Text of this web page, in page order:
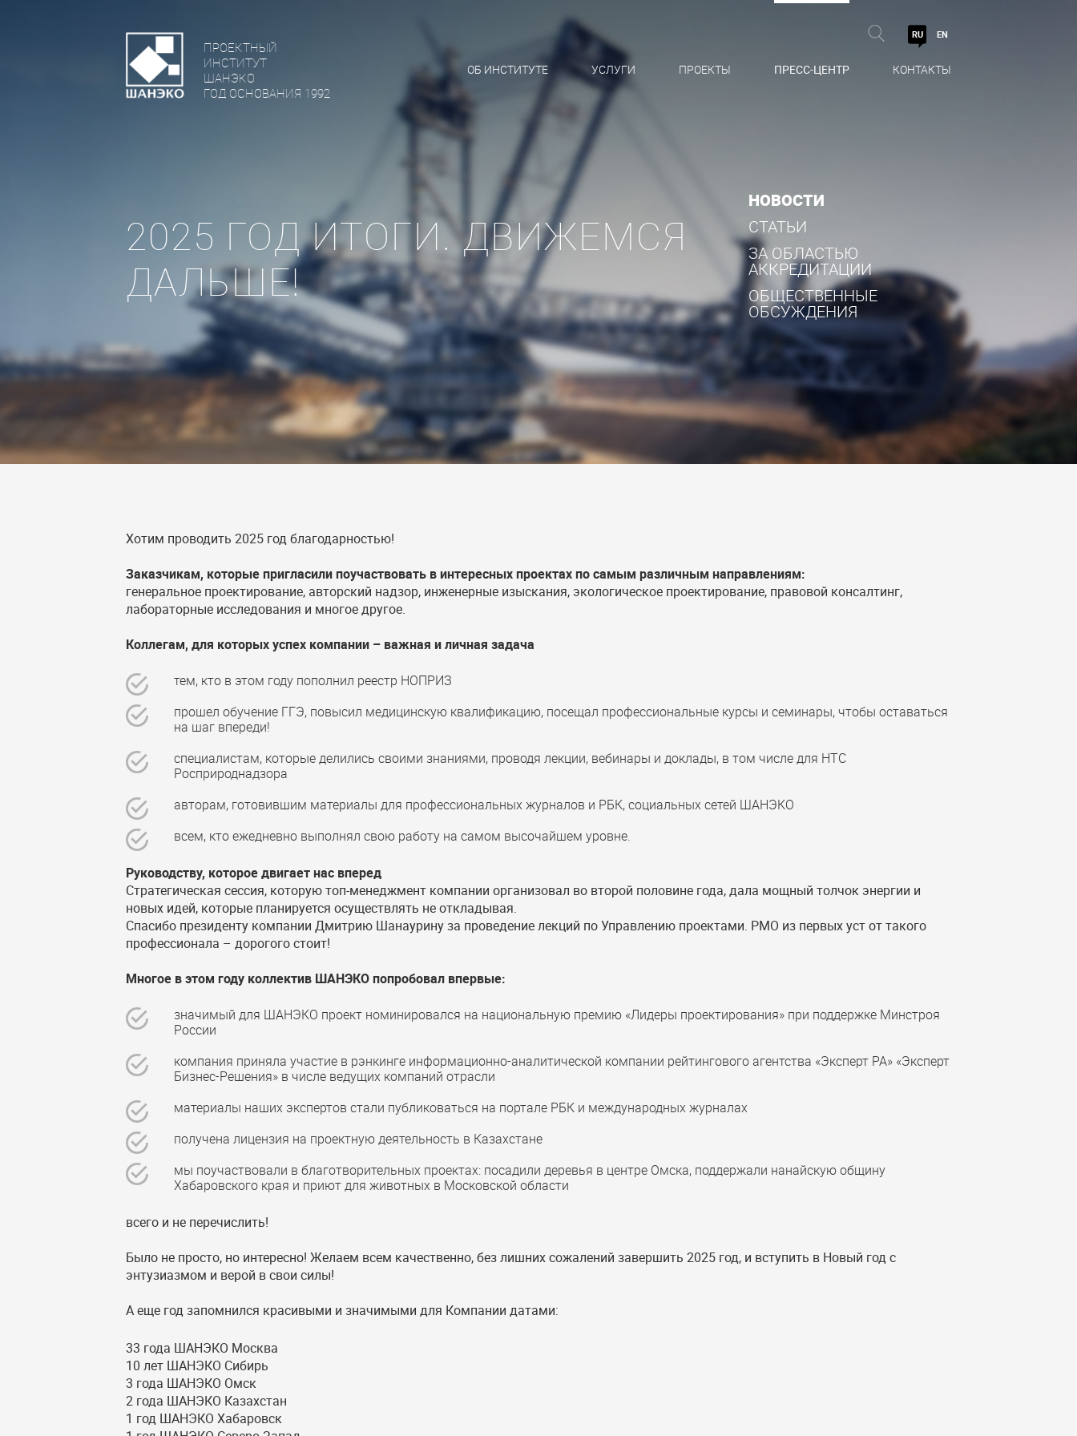
ПРОЕКТНЫЙ
ИНСТИТУТ
ШАНЭКО
ГОД ОСНОВАНИЯ 1992
RU EN
ОБ ИНСТИТУТЕ УСЛУГИ ПРОЕКТЫ ПРЕСС-ЦЕНТР КОНТАКТЫ
2025 ГОД ИТОГИ. ДВИЖЕМСЯ
ДАЛЬШЕ!
НОВОСТИ
СТАТЬИ
ЗА ОБЛАСТЬЮ
АККРЕДИТАЦИИ
ОБЩЕСТВЕННЫЕ
ОБСУЖДЕНИЯ
Хотим проводить 2025 год благодарностью!
Заказчикам, которые пригласили поучаствовать в интересных проектах по самым различным направлениям:
генеральное проектирование, авторский надзор, инженерные изыскания, экологическое проектирование, правовой консалтинг,
лабораторные исследования и многое другое.
Коллегам, для которых успех компании – важная и личная задача
тем, кто в этом году пополнил реестр НОПРИЗ
прошел обучение ГГЭ, повысил медицинскую квалификацию, посещал профессиональные курсы и семинары, чтобы оставаться
на шаг впереди!
специалистам, которые делились своими знаниями, проводя лекции, вебинары и доклады, в том числе для НТС
Росприроднадзора
авторам, готовившим материалы для профессиональных журналов и РБК, социальных сетей ШАНЭКО
всем, кто ежедневно выполнял свою работу на самом высочайшем уровне.
Руководству, которое двигает нас вперед
Стратегическая сессия, которую топ-менеджмент компании организовал во второй половине года, дала мощный толчок энергии и
новых идей, которые планируется осуществлять не откладывая.
Спасибо президенту компании Дмитрию Шанаурину за проведение лекций по Управлению проектами. PMO из первых уст от такого
профессионала – дорогого стоит!
Многое в этом году коллектив ШАНЭКО попробовал впервые:
значимый для ШАНЭКО проект номинировался на национальную премию «Лидеры проектирования» при поддержке Минстроя
России
компания приняла участие в рэнкинге информационно-аналитической компании рейтингового агентства «Эксперт РА» «Эксперт
Бизнес-Решения» в числе ведущих компаний отрасли
материалы наших экспертов стали публиковаться на портале РБК и международных журналах
получена лицензия на проектную деятельность в Казахстане
мы поучаствовали в благотворительных проектах: посадили деревья в центре Омска, поддержали нанайскую общину
Хабаровского края и приют для животных в Московской области
всего и не перечислить!
Было не просто, но интересно! Желаем всем качественно, без лишних сожалений завершить 2025 год, и вступить в Новый год с
энтузиазмом и верой в свои силы!
А еще год запомнился красивыми и значимыми для Компании датами:
33 года ШАНЭКО Москва
10 лет ШАНЭКО Сибирь
3 года ШАНЭКО Омск
2 года ШАНЭКО Казахстан
1 год ШАНЭКО Хабаровск